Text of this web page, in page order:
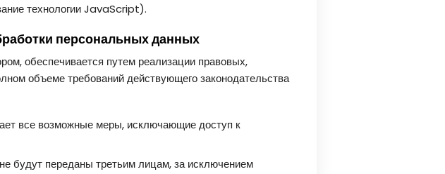
технологии JavaScript).
персональных данных
обеспечивается путем реализации правовых,
объеме требований действующего законодательства
все возможные меры, исключающие доступ к
будут переданы третьим лицам, за исключением